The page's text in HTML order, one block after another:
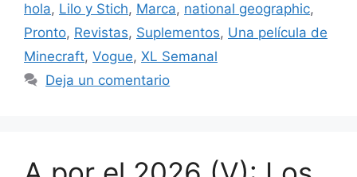
hola, Lilo y Stich, Marca, national geographic,
Pronto, Revistas, Suplementos, Una película de
Minecraft, Vogue, XL Semanal
Deja un comentario